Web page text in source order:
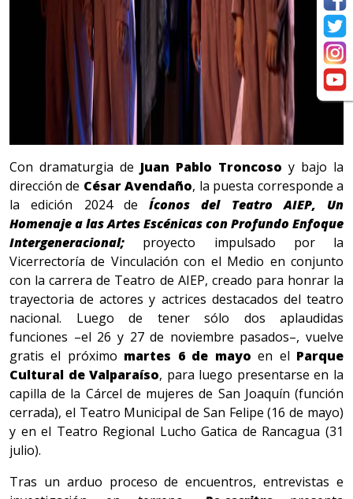
Con dramaturgia de Juan Pablo Troncoso y bajo la
dirección de César Avendaño, la puesta corresponde a
la edición 2024 de
Íconos del Teatro AIEP, Un
Homenaje a las Artes Escénicas con Profundo Enfoque
Intergeneracional;
proyecto impulsado por la
Vicerrectoría de Vinculación con el Medio en conjunto
con la carrera de Teatro de AIEP, creado para honrar la
trayectoria de actores y actrices destacados del teatro
nacional. Luego de tener sólo dos aplaudidas
funciones –el 26 y 27 de noviembre pasados–, vuelve
gratis el próximo martes 6 de mayo en el Parque
Cultural de Valparaíso, para luego presentarse en la
capilla de la Cárcel de mujeres de San Joaquín (función
cerrada), el Teatro Municipal de San Felipe (16 de mayo)
y en el Teatro Regional Lucho Gatica de Rancagua (31
julio).
Tras un arduo proceso de encuentros, entrevistas e